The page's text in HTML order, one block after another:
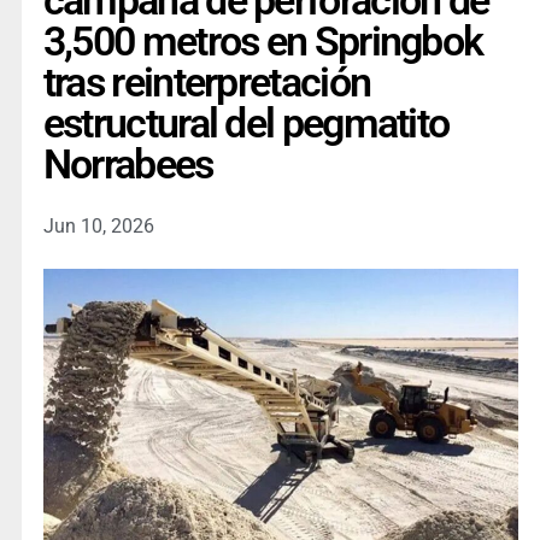
3,500 metros en Springbok
tras reinterpretación
estructural del pegmatito
Norrabees
Jun 10, 2026